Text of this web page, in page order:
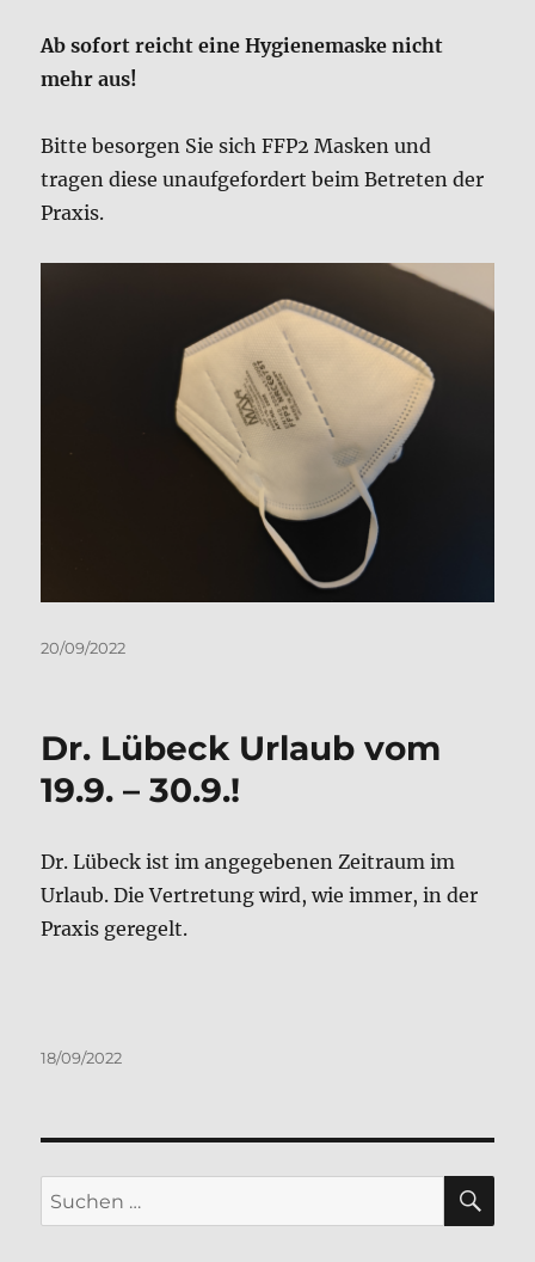
Ab sofort reicht eine Hygienemaske nicht
mehr aus!
Bitte besorgen Sie sich FFP2 Masken und
tragen diese unaufgefordert beim Betreten der
Praxis.
Veröffentlicht
20/09/2022
Dr. Lübeck Urlaub vom
19.9. – 30.9.!
Dr. Lübeck ist im angegebenen Zeitraum im
Urlaub. Die Vertretung wird, wie immer, in der
Praxis geregelt.
Veröffentlicht
18/09/2022
Suchen
nach: